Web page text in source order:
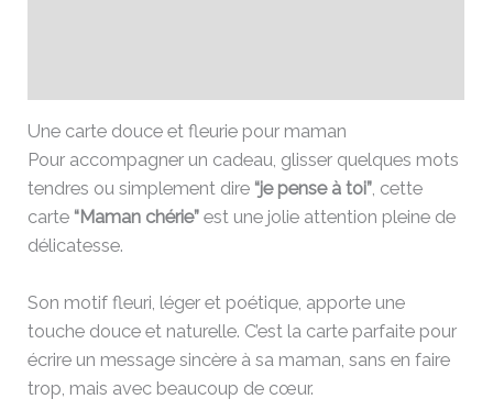
Une carte douce et fleurie pour maman
Pour accompagner un cadeau, glisser quelques mots
tendres ou simplement dire “je pense à toi”, cette
carte “Maman chérie” est une jolie attention pleine de
délicatesse.
Son motif fleuri, léger et poétique, apporte une
touche douce et naturelle. C’est la carte parfaite pour
écrire un message sincère à sa maman, sans en faire
trop, mais avec beaucoup de cœur.